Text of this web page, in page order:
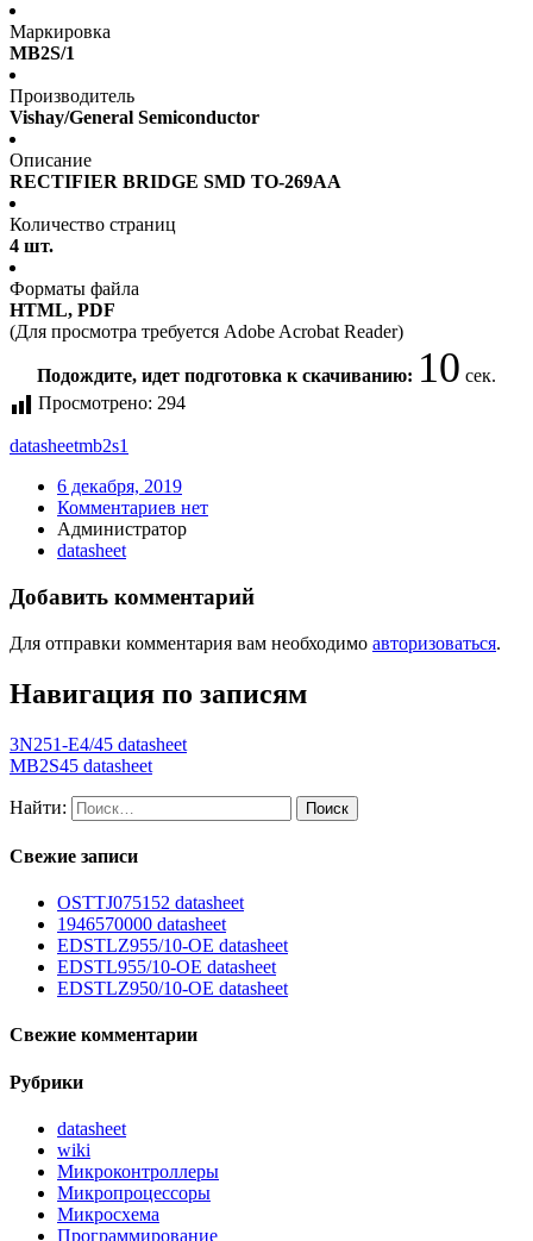
Маркировка
MB2S/1
Производитель
Vishay/General Semiconductor
Описание
RECTIFIER BRIDGE SMD TO-269AA
Количество страниц
4 шт.
Форматы файла
HTML, PDF
(Для просмотра требуется Adobe Acrobat Reader)
Подождите, идет подготовка к скачиванию: 10 сек.
Просмотрено: 294
datasheetmb2s1
6 декабря, 2019
Комментариев нет
Администратор
datasheet
Добавить комментарий
Для отправки комментария вам необходимо авторизоваться.
Навигация по записям
3N251-E4/45 datasheet
MB2S45 datasheet
Найти:
Свежие записи
OSTTJ075152 datasheet
1946570000 datasheet
EDSTLZ955/10-OE datasheet
EDSTL955/10-OE datasheet
EDSTLZ950/10-OE datasheet
Свежие комментарии
Рубрики
datasheet
wiki
Микроконтроллеры
Микропроцессоры
Микросхема
Программирование